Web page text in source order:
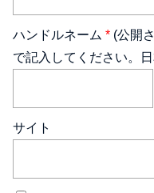
ハンドルネーム * (公開
で記入してください。
サイト